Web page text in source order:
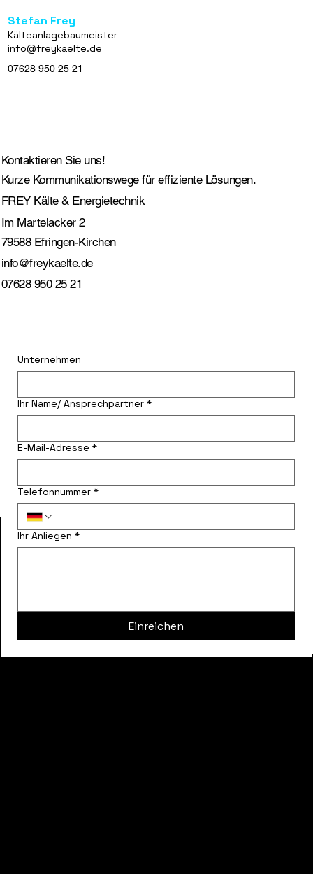
Stefan Frey
Kälteanlagebaumeister
info@freykaelte.de
07628 950 25 21
Kontaktieren Sie uns!
Kurze Kommunikationswege für effiziente Lösungen.
FREY Kälte & Energietechnik
Im Martelacker 2
79588 Efringen-Kirchen
info@freykaelte.de
07628 950 25 21
Unternehmen
Ihr Name/ Ansprechpartner *
E-Mail-Adresse *
Telefonnummer *
Ihr Anliegen *
Einreichen